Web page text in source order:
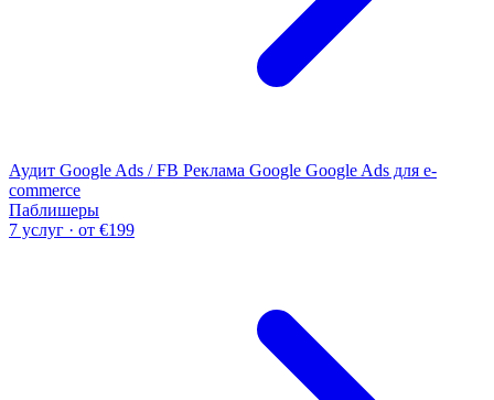
Аудит Google Ads / FB Реклама Google Google Ads для e-
commerce
Паблишеры
7 услуг · от €199